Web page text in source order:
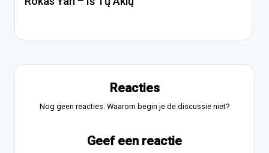
Reacties
Nog geen reacties. Waarom begin je de discussie niet?
Geef een reactie